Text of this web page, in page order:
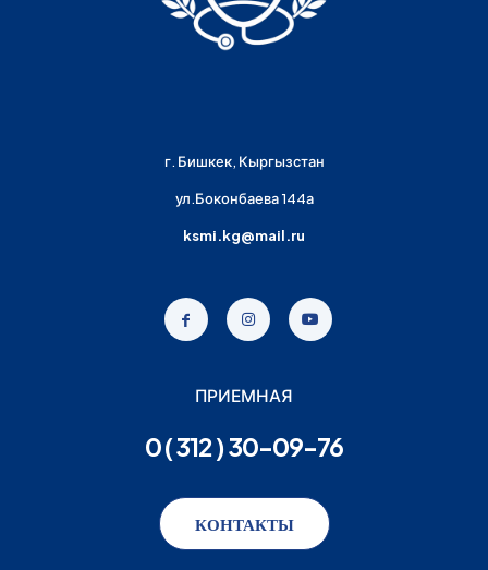
г. Бишкек, Кыргызстан
ул.Боконбаева 144а
ksmi.kg@mail.ru
ПРИЕМНАЯ
0 ( 312 ) 30-09-76
КОНТАКТЫ